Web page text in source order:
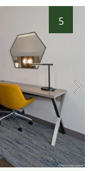
5